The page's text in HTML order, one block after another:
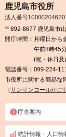
鹿児島市役所
法人番号
〒892-8677 鹿児島市
開庁時間： 月曜日から
午前8時45
(祝・休日
電話番号： 099-224-
市役所に関する簡易な
（サンサンコールかご
庁舎案内
統計情報・人口情